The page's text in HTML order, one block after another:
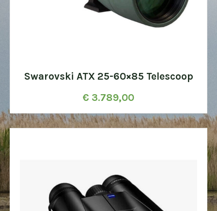
Swarovski ATX 25-60×85 Telescoop
€ 3.789,00